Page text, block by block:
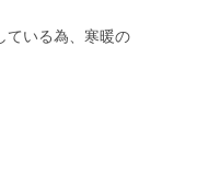
ている為、寒暖の